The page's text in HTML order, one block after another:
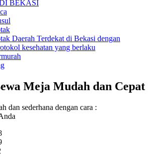
BEKASI
Daerah Terdekat di Bekasi dengan
kesehatan yang berlaku
Meja Mudah dan Cepat
dan sederhana dengan cara :